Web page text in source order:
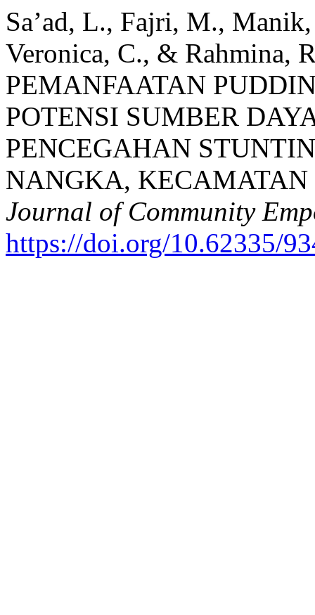
Sa’ad, L., Fajri, M.,
Veronica, C., & Rahmina,
PEMANFAATAN
POTENSI SUMBER
PENCEGAHAN
NANGKA,
Journal of Community
https://doi.org/10.62335/